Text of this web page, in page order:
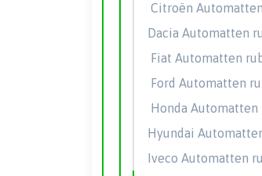
Citroën Automatten
Dacia Automatten
Fiat Automatten
Ford Automatten
Honda Automatten
Hyundai
Iveco Automatten